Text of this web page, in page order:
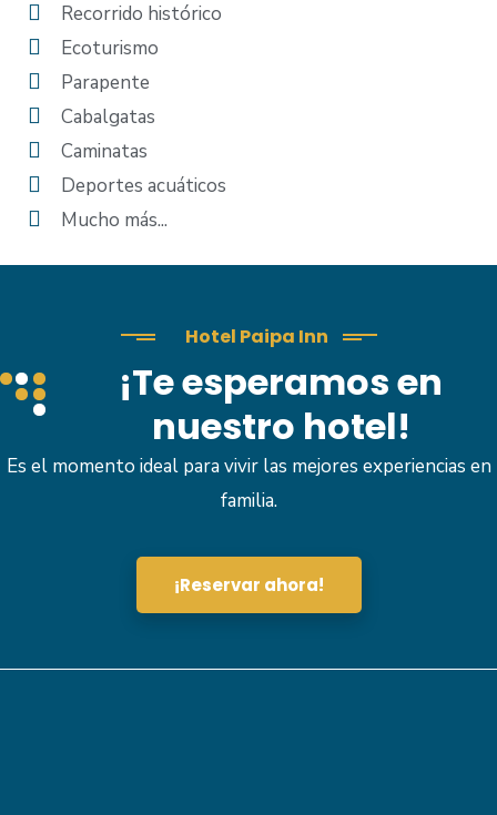
Recorrido histórico
Ecoturismo
Parapente
Cabalgatas
Caminatas
Deportes acuáticos
Mucho más...
Hotel Paipa Inn
¡Te esperamos en
nuestro hotel!
Es el momento ideal para vivir las mejores experiencias en
familia.
¡Reservar ahora!